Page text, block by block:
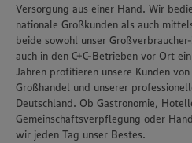
Versorgung aus einer Hand. Wir
nationale Großkunden als auch
beide sowohl unser
auch in den C+C-Betrieben vor Ort
Jahren profitieren unsere Kunden
Großhandel und unserer
Deutschland. Ob Gastronomie,
Gemeinschaftsverpflegung oder
wir jeden Tag unser Bestes.